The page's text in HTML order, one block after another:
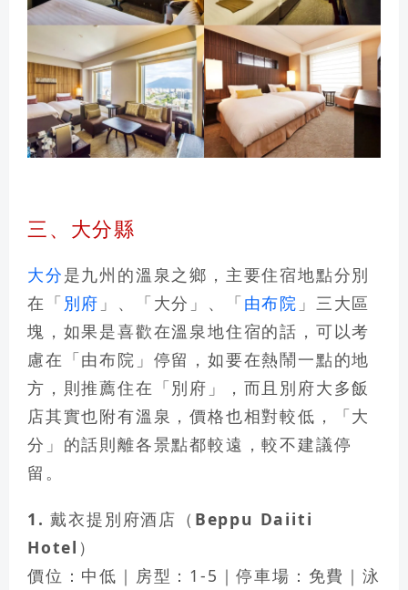
三、大分縣
大分是九州的溫泉之鄉， 主要住宿地點分別
在「 別府 」、「大分」、「由布院 」三大區
塊 ，如果是喜歡在溫泉地住宿的話，可以考
慮在「由布院 」停留，如要在熱鬧一點的地
方，則推薦住在「別府」
，而且別府大多飯
店其實也附有溫泉，價格也相對較低，「大
分」的話則離各景點都較遠，較不建議停
留。
1. 戴衣提別府酒店（Beppu Daiiti
Hotel）
價位：中低｜房型：1-5｜停車場：免費｜泳